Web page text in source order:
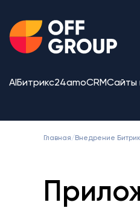
AI Битрикс24amoCRMСайты
Главная/ Внедрение